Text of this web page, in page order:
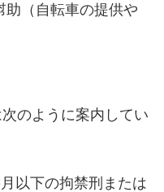
助（自転車の提供や
のように案内してい
以下の拘禁刑または